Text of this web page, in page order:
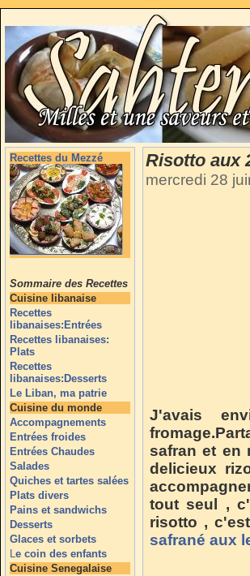
Recettes du Mezzé
Sommaire des Recettes
Cuisine libanaise
Recettes
libanaises:Entrées
Recettes libanaises:
Plats
Recettes
libanaises:Desserts
Le Liban, ma patrie
Cuisine du monde
Accompagnements
Entrées froides
Entrées Chaudes
Salades
Quiches et tartes salées
Plats divers
Pains et sandwichs
Desserts
Glaces et sorbets
Le coin des enfants
Cuisine Senegalaise
Risotto aux
mercredi 28
J'avais
safran et en
delicieux
tout seul ,
risotto ,
safrané aux